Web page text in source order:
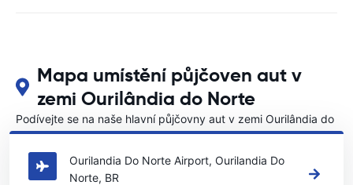
Mapa umístění půjčoven aut v
zemi Ourilândia do Norte
Podívejte se na naše hlavní půjčovny aut v zemi Ourilândia do
Norte
Ourilandia Do Norte Airport, Ourilandia Do
Norte, BR